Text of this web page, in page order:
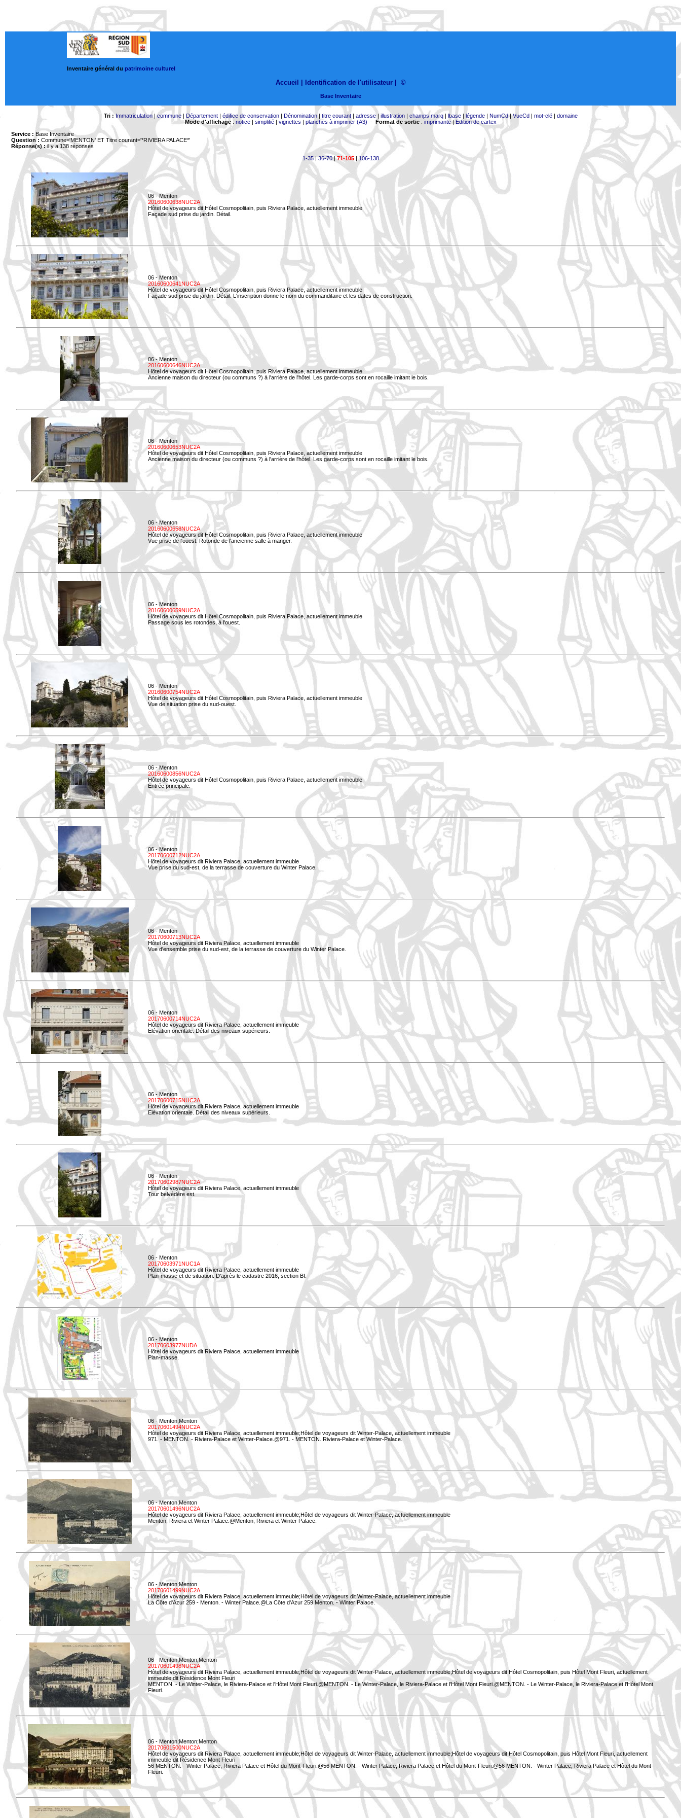
Inventaire général du patrimoine culturel
Accueil | Identification de l'utilisateur ©
Base Inventaire
Tri : Immatriculation|commune| Département| édifice de conservation| Dénomination| titre courant| adresse| illustration| champs marq| lbase| légende| NumCd|VueCd| mot-clé| domaine
Mode d'affichage: notice| simplifié| vignettes | planches à imprimer (A3) - Format de sortie: imprimante|Edition de cartex
Service : Base Inventaire
Question : Commune='MENTON' ET Titre courant='*RIVIERA PALACE*'
Réponse(s) :il y a 138 réponses
1-35|36-70|71-105| 106-138
06 - Menton
20160600638NUC2A
Hôtel de voyageurs dit Hôtel Cosmopolitain, puis Riviera Palace, actuellement immeuble
Façade sud prise du jardin. Détail.
06 - Menton
20160600641NUC2A
Hôtel de voyageurs dit Hôtel Cosmopolitain, puis Riviera Palace, actuellement immeuble
Façade sud prise du jardin. Détail. L'inscription donne le nom du commanditaire et les dates de construction.
06 - Menton
20160600646NUC2A
Hôtel de voyageurs dit Hôtel Cosmopolitain, puis Riviera Palace, actuellement immeuble
Ancienne maison du directeur (ou communs ?) à l'arrière de l'hôtel. Les garde-corps sont en rocaille imitant le bois.
06 - Menton
20160600653NUC2A
Hôtel de voyageurs dit Hôtel Cosmopolitain, puis Riviera Palace, actuellement immeuble
Ancienne maison du directeur (ou communs ?) à l'arrière de l'hôtel. Les garde-corps sont en rocaille imitant le bois.
06 - Menton
20160600658NUC2A
Hôtel de voyageurs dit Hôtel Cosmopolitain, puis Riviera Palace, actuellement immeuble
Vue prise de l'ouest. Rotonde de l'ancienne salle à manger.
06 - Menton
20160600659NUC2A
Hôtel de voyageurs dit Hôtel Cosmopolitain, puis Riviera Palace, actuellement immeuble
Passage sous les rotondes, à l'ouest.
06 - Menton
20160600754NUC2A
Hôtel de voyageurs dit Hôtel Cosmopolitain, puis Riviera Palace, actuellement immeuble
Vue de situation prise du sud-ouest.
06 - Menton
20160600856NUC2A
Hôtel de voyageurs dit Hôtel Cosmopolitain, puis Riviera Palace, actuellement immeuble
Entrée principale.
06 - Menton
20170600712NUC2A
Hôtel de voyageurs dit Riviera Palace, actuellement immeuble
Vue prise du sud-est, de la terrasse de couverture du Winter Palace.
06 - Menton
20170600713NUC2A
Hôtel de voyageurs dit Riviera Palace, actuellement immeuble
Vue d'ensemble prise du sud-est, de la terrasse de couverture du Winter Palace.
06 - Menton
20170600714NUC2A
Hôtel de voyageurs dit Riviera Palace, actuellement immeuble
Elévation orientale. Détail des niveaux supérieurs.
06 - Menton
20170600715NUC2A
Hôtel de voyageurs dit Riviera Palace, actuellement immeuble
Elévation orientale. Détail des niveaux supérieurs.
06 - Menton
20170602987NUC2A
Hôtel de voyageurs dit Riviera Palace, actuellement immeuble
Tour belvédère est.
06 - Menton
20170603971NUC1A
Hôtel de voyageurs dit Riviera Palace, actuellement immeuble
Plan-masse et de situation. D'après le cadastre 2016, section BI.
06 - Menton
20170603977NUDA
Hôtel de voyageurs dit Riviera Palace, actuellement immeuble
Plan-masse.
06 - Menton;Menton
20170601494NUC2A
Hôtel de voyageurs dit Riviera Palace, actuellement immeuble;Hôtel de voyageurs dit Winter-Palace, actuellement immeuble
971. - MENTON. - Riviera-Palace et Winter-Palace.@971. - MENTON. Riviera-Palace et Winter-Palace.
06 - Menton;Menton
20170601496NUC2A
Hôtel de voyageurs dit Riviera Palace, actuellement immeuble;Hôtel de voyageurs dit Winter-Palace, actuellement immeuble
Menton, Riviera et Winter Palace.@Menton, Riviera et Winter Palace.
06 - Menton;Menton
20170601499NUC2A
Hôtel de voyageurs dit Riviera Palace, actuellement immeuble;Hôtel de voyageurs dit Winter-Palace, actuellement immeuble
La Côte d'Azur 259 - Menton. - Winter Palace.@La Côte d'Azur 259 Menton. - Winter Palace.
06 - Menton;Menton;Menton
20170601498NUC2A
Hôtel de voyageurs dit Riviera Palace, actuellement immeuble;Hôtel de voyageurs dit Winter-Palace, actuellement immeuble;Hôtel de voyageurs dit Hôtel Cosmopolitain, puis Hôtel Mont Fleuri, actuellement
immeuble dit Résidence Mont Fleuri
MENTON. - Le Winter-Palace, le Riviera-Palace et l'Hôtel Mont Fleuri.@MENTON. - Le Winter-Palace, le Riviera-Palace et l'Hôtel Mont Fleuri.@MENTON. - Le Winter-Palace, le Riviera-Palace et l'Hôtel Mont
Fleuri.
06 - Menton;Menton;Menton
20170601500NUC2A
Hôtel de voyageurs dit Riviera Palace, actuellement immeuble;Hôtel de voyageurs dit Winter-Palace, actuellement immeuble;Hôtel de voyageurs dit Hôtel Cosmopolitain, puis Hôtel Mont Fleuri, actuellement
immeuble dit Résidence Mont Fleuri
56 MENTON. - Winter Palace, Riviera Palace et Hôtel du Mont-Fleuri.@56 MENTON. - Winter Palace, Riviera Palace et Hôtel du Mont-Fleuri.@56 MENTON. - Winter Palace, Riviera Palace et Hôtel du Mont-
Fleuri.